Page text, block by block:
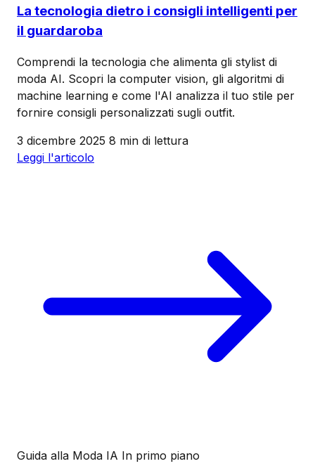
La tecnologia dietro i consigli intelligenti per
il guardaroba
Comprendi la tecnologia che alimenta gli stylist di
moda AI. Scopri la computer vision, gli algoritmi di
machine learning e come l'AI analizza il tuo stile per
fornire consigli personalizzati sugli outfit.
3 dicembre 2025 8 min di lettura
Leggi l'articolo
Guida alla Moda IA In primo piano